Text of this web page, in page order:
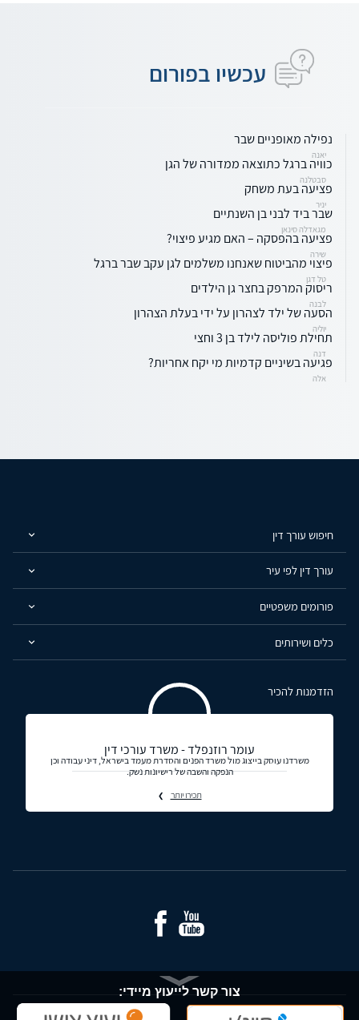
עכשיו בפורום
נפילה מאופניים שבר
יאנה
כוויה ברגל כתוצאה ממדורה של הגן
סבטלנה
פציעה בעת משחק
יניר
שבר ביד לבני בן השנתיים
מגאדלה סינאן
פציעה בהפסקה – האם מגיע פיצוי?
שירה
פיצוי מהביטוח שאנחנו משלמים לגן עקב שבר ברגל
טל דגן
ריסוק המרפק בחצר גן הילדים
לבנה
הסעה של ילד לצהרון על ידי בעלת הצהרון
יוליה
תחילת פוליסה לילד בן 3 וחצי
דנה
פגיעה בשיניים קדמיות מי יקח אחריות?
אלה
חיפוש עורך דין
עורך דין לפי עיר
פורומים משפטיים
כלים ושירותים
הזדמנות להכיר
עומר רוזנפלד - משרד עורכי דין
משרדנו עוסק בייצוג מול משרד הפנים והסדרת מעמד בישראל, דיני עבודה וכן
הנפקה והשבה של רישיונות נשק.
תכירו יותר
צור קשר לייעוץ מיידי: